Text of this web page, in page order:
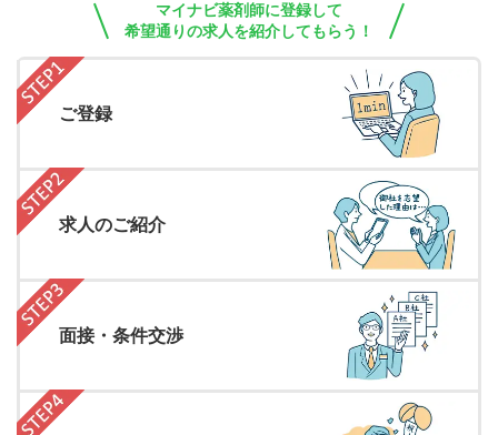
マイナビ薬剤師に登録して
希望通りの求人を紹介してもらう！
ご登録
求人のご紹介
面接・条件交渉